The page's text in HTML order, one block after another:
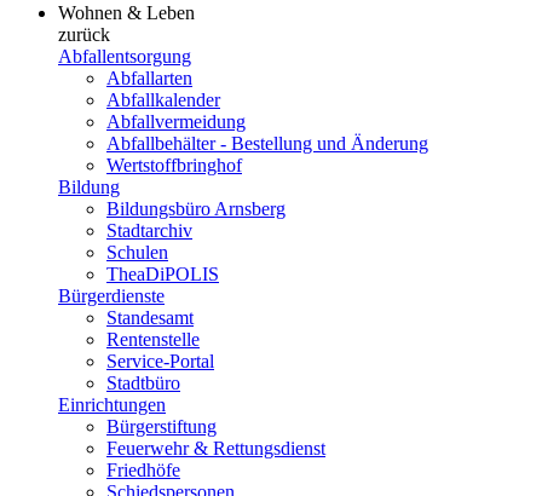
Wohnen & Leben
zurück
Abfallentsorgung
Abfallarten
Abfallkalender
Abfallvermeidung
Abfallbehälter - Bestellung und Änderung
Wertstoffbringhof
Bildung
Bildungsbüro Arnsberg
Stadtarchiv
Schulen
TheaDiPOLIS
Bürgerdienste
Standesamt
Rentenstelle
Service-Portal
Stadtbüro
Einrichtungen
Bürgerstiftung
Feuerwehr & Rettungsdienst
Friedhöfe
Schiedspersonen